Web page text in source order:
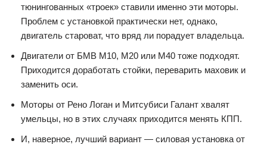
тюнингованных «троек» ставили именно эти моторы.
Проблем с установкой практически нет, однако,
двигатель староват, что вряд ли порадует владельца.
Двигатели от БМВ М10, М20 или М40 тоже подходят.
Приходится доработать стойки, переварить маховик и
заменить оси.
Моторы от Рено Логан и Митсубиси Галант хвалят
умельцы, но в этих случаях приходится менять КПП.
И, наверное, лучший вариант — силовая установка от